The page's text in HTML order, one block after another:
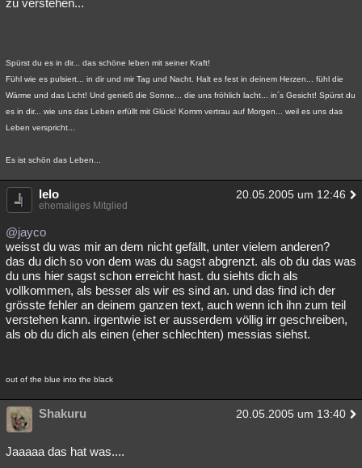
zu verstehen...
Spürst du es in dir... das schöne leben mit seiner Kraft!
Fühl wie es pulsiert... in dir und mir Tag und Nacht. Halt es fest in deinem Herzen... fühl die
Wärme und das Licht! Und genieß die Sonne... die uns fröhlich lacht... in´s Gesicht! Spürst du
es in dir... wie uns das Leben erfüllt mit Glück! Komm vertrau auf Morgen... weil es uns das
Leben verspricht...
Es ist schön das Leben...
lelo 20.05.2005 um 12:46
ehemaliges Mitglied
@jayco
weisst du was mir an dem nicht gefällt, unter vielem anderen?
das du dich so von dem was du sagst abgrenzt. als ob du das was
du uns hier sagst schon erreicht hast. du siehts dich als
vollkommen, als besser als wir es sind an. und das find ich der
grösste fehler an deinem ganzen text, auch wenn ich ihn zum teil
verstehen kann. irgentwie ist er ausserdem völlig irr geschreiben,
als ob du dich als einen (eher schlechten) messias siehst.
out of the blue into the black
Shakuru 20.05.2005 um 13:40
Jaaaaa das hat was....